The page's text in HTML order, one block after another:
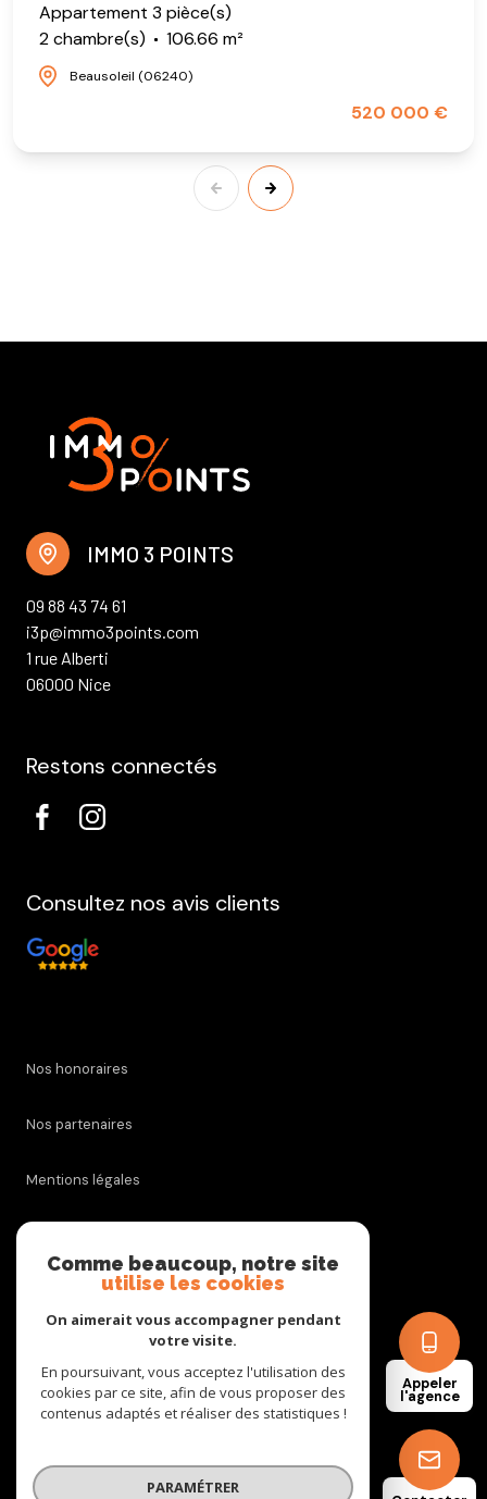
Appeler
l'agence
Appartement 3 pièce(s)
2 chambre(s)
106.66 m²
Beausoleil (06240)
520 000 €
IMMO 3 POINTS
09 88 43 74 61
i3p@immo3points.com
1 rue Alberti
06000 Nice
Restons connectés
Consultez nos avis clients
Nos honoraires
Nos partenaires
Mentions légales
Politique RGPD
© 2026 | Tous droits réservés
Comme beaucoup, notre site
utilise les cookies
On aimerait vous accompagner pendant
votre visite.
En poursuivant, vous acceptez l'utilisation des
cookies par ce site, afin de vous proposer des
contenus adaptés et réaliser des statistiques !
PARAMÉTRER